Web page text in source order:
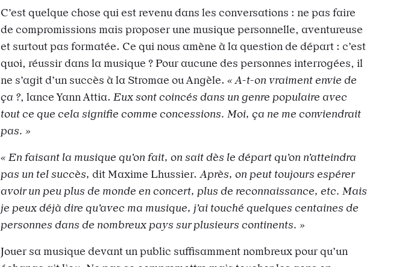
C’est quelque chose qui est revenu dans les conversations : ne pas faire
de compromissions mais proposer une musique personnelle, aventureuse
et surtout pas formatée. Ce qui nous amène à la question de départ : c’est
quoi, réussir dans la musique ? Pour aucune des personnes interrogées, il
ne s’agit d’un succès à la Stromae ou Angèle. « A-t-on vraiment envie de
ça ?, lance Yann Attia. Eux sont coincés dans un genre populaire avec
tout ce que cela signifie comme concessions. Moi, ça ne me conviendrait
pas. »
« En faisant la musique qu’on fait, on sait dès le départ qu’on n’atteindra
pas un tel succès, dit Maxime Lhussier. Après, on peut toujours espérer
avoir un peu plus de monde en concert, plus de reconnaissance, etc. Mais
je peux déjà dire qu’avec ma musique, j’ai touché quelques centaines de
personnes dans de nombreux pays sur plusieurs continents. »
Jouer sa musique devant un public suffisamment nombreux pour qu’un